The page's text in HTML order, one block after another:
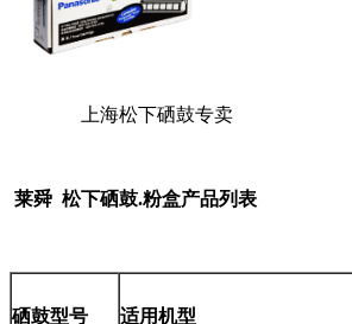
上海松下硒鼓专
莱舜 松下硒鼓.粉盒产品列表
硒鼓型号 适用机型